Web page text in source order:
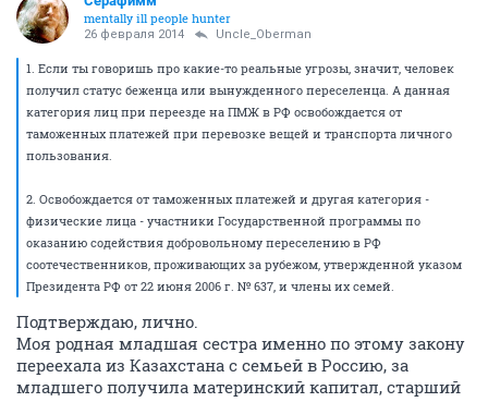
mentally ill people hunter
26 февраля 2014 Uncle_Oberman
1. Если ты говоришь про какие-то реальные угрозы, значит, человек
получил статус беженца или вынужденного переселенца. А данная
категория лиц при переезде на ПМЖ в РФ освобождается от
таможенных платежей при перевозке вещей и транспорта личного
пользования.
2. Освобождается от таможенных платежей и другая категория -
физические лица - участники Государственной программы по
оказанию содействия добровольному переселению в РФ
соотечественников, проживающих за рубежом, утвержденной указом
Президента РФ от 22 июня 2006 г. № 637, и члены их семей.
Подтверждаю, лично.
Моя родная младшая сестра именно по этому закону
переехала из Казахстана с семьей в Россию, за
младшего получила материнский капитал, старший